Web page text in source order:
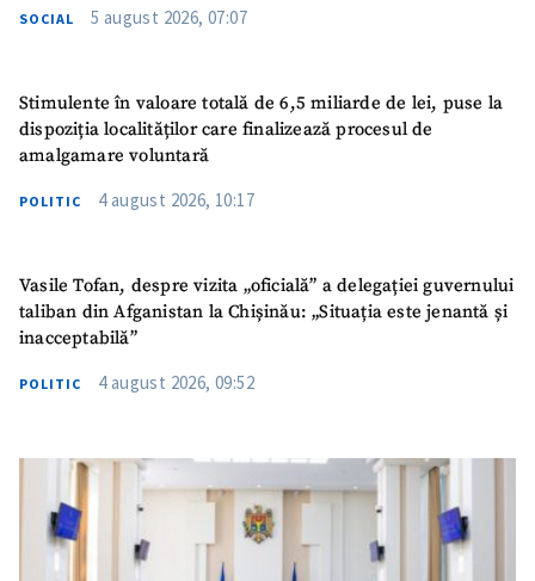
SOCIAL 5 august 2026, 07:07
Stimulente în valoare totală de 6,5 miliarde de lei, puse la
dispoziția localităților care finalizează procesul de
amalgamare voluntară
POLITIC 4 august 2026, 10:17
Vasile Tofan, despre vizita „oficială” a delegației guvernului
taliban din Afganistan la Chișinău: „Situația este jenantă și
inacceptabilă”
POLITIC 4 august 2026, 09:52